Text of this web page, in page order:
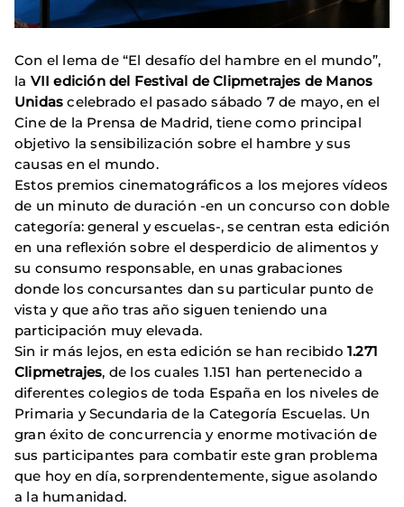
Con el lema de “El desafío del hambre en el mundo”,
la VII edición del Festival de Clipmetrajes de Manos
Unidas celebrado el pasado sábado 7 de mayo, en el
Cine de la Prensa de Madrid, tiene como principal
objetivo la sensibilización sobre el hambre y sus
causas en el mundo.
Estos premios cinematográficos a los mejores vídeos
de un minuto de duración -en un concurso con doble
categoría: general y escuelas-, se centran esta edición
en una reflexión sobre el desperdicio de alimentos y
su consumo responsable, en unas grabaciones
donde los concursantes dan su particular punto de
vista y que año tras año siguen teniendo una
participación muy elevada.
Sin ir más lejos, en esta edición se han recibido 1.271
Clipmetrajes, de los cuales 1.151 han pertenecido a
diferentes colegios de toda España en los niveles de
Primaria y Secundaria de la Categoría Escuelas. Un
gran éxito de concurrencia y enorme motivación de
sus participantes para combatir este gran problema
que hoy en día, sorprendentemente, sigue asolando
a la humanidad.